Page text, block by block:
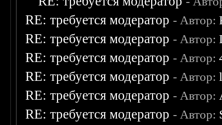
RE: требуется модератор - Автор:
RE: требуется модератор - Автор:
RE: требуется модератор - Автор:
RE: требуется модератор - Автор:
RE: требуется модератор - Автор:
RE: требуется модератор - Автор: